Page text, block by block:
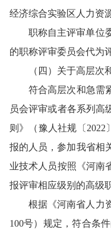
经济综合实验区人力资
职称自主评审单位
的职称评审委员会代为
（四）关于高层
符合高层次和急需
员会评审或者各系列高
则》（豫人社规〔
报的人员，参加我省相
业技术人员按照《河南
报评审相应级别的高级
根据《河南省人力
100号）规定，符合条